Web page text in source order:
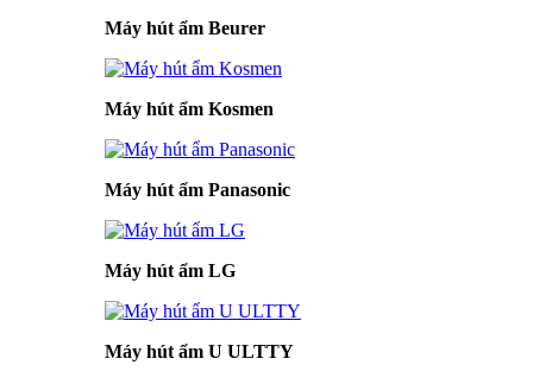
Máy hút ẩm Beurer
Máy hút ẩm Kosmen
Máy hút ẩm Panasonic
Máy hút ẩm LG
Máy hút ẩm U ULTTY